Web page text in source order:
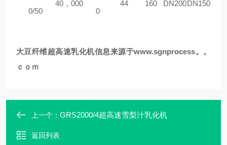
0/50
40，000
0
44 160 DN200DN150
大豆纤维超高速乳化机信息来源于www.sgnprocess。。
ｃｏｍ
上一个： GRS2000/4超高速雪梨汁乳化机
返回列表